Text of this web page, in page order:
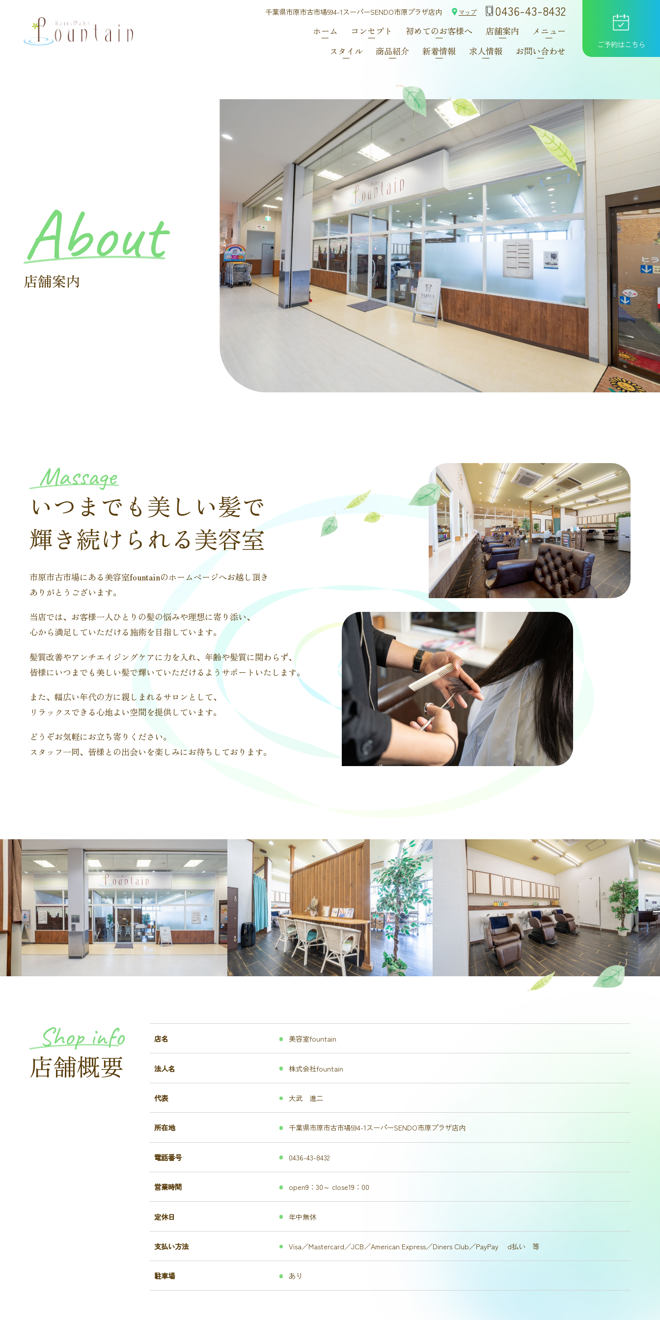
千葉県市原市古市場594-1スーパーSENDO市原プラザ店内 マップ 0436-43-8432
ホーム コンセプト 初めてのお客様へ 店舗案内
メニュー
スタイル
商品紹介 新着情報 求人情報 お問い合わせ
ご予約はこちら
About
店舗案内
Massage
いつまでも美しい髪で
輝き続けられる美容室
市原市古市場にある美容室fountainのホームページへお越し頂き
ありがとうございます。
当店では、お客様一人ひとりの髪の悩みや理想に寄り添い、
心から満足していただける施術を目指しています。
髪質改善やアンチエイジングケアに力を入れ、年齢や髪質に関わらず、
皆様にいつまでも美しい髪で輝いていただけるようサポートいたします。
また、幅広い年代の方に親しまれるサロンとして、
リラックスできる心地よい空間を提供しています。
どうぞお気軽にお立ち寄りください。
スタッフ一同、皆様との出会いを楽しみにお待ちしております。
Shop info
店舗概要​​​​​​​
店名 美容室fountain
法人名 株式会社fountain
代表 大武 進二
所在地 千葉県市原市古市場594-1スーパーSENDO市原プラザ店内
電話番号 0436-43-8432
営業時間 open9：30～ close19：00
定休日 年中無休
支払い方法 Visa／Mastercard／JCB／American Express／Diners Club／PayPay d払い 等
駐車場 あり